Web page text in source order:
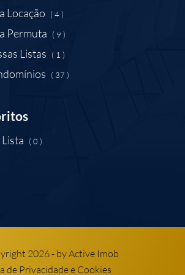
Locação ( 4 )
Permuta ( 9 )
Listas ( 1 )
( 37 )
Lista ( 0 )
2026 - byActive Imob
de Privacidade e Cookies